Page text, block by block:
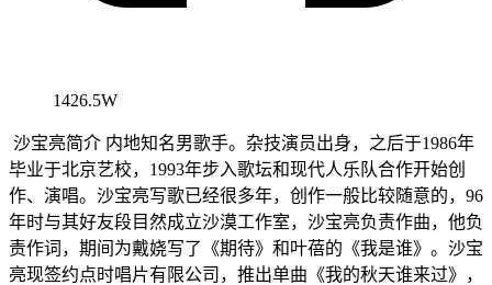
1426.5W
沙宝亮简介 内地知名男歌手。杂技演员出身，之后于1986年
毕业于北京艺校，1993年步入歌坛和现代人乐队合作开始创
作、演唱。沙宝亮写歌已经很多年，创作一般比较随意的，96
年时与其好友段目然成立沙漠工作室，沙宝亮负责作曲，他负
责作词，期间为戴娆写了《期待》和叶蓓的《我是谁》。沙宝
亮现签约点时唱片有限公司，推出单曲《我的秋天谁来过》，